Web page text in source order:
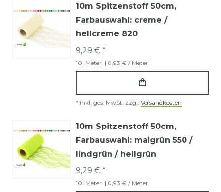
10m Spitzenstoff 50cm,
Farbauswahl: creme /
hellcreme 820
9,29 € *
10 Meter | 0,93 € / Meter
* inkl. ges. MwSt. zzgl. Versandkosten
10m Spitzenstoff 50cm,
Farbauswahl: maigrün 550 /
lindgrün / hellgrün
9,29 € *
10 Meter | 0,93 € / Meter